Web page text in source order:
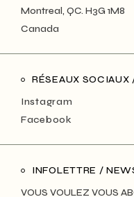
Montreal, QC. H3G 1M8
Canada
RÉSEAUX SOCIAUX
Instagram
Facebook
INFOLETTRE /
VOUS VOULEZ VOUS